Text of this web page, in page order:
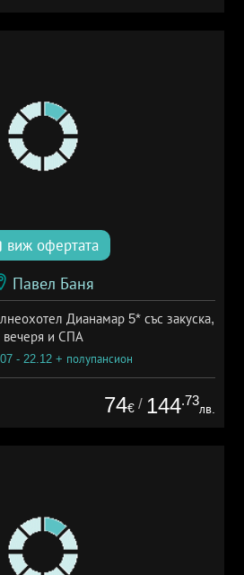
виж офертата
Павел Баня
Дианамар 5* със закуска,
вечеря и СПА
- 22.12 + полупансион
74€ / 144.73
лв.